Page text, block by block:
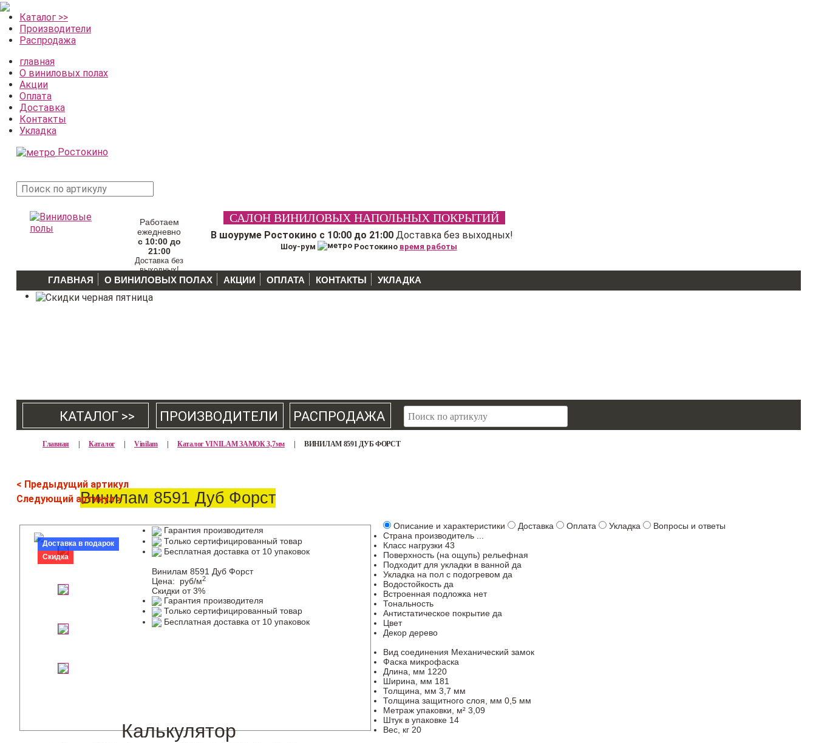
Каталог >>
Производители
Распродажа
главная
О виниловых полах
Акции
Оплата
Доставка
Контакты
Укладка
Ростокино
товара
Работаем
ежедневно
с 10:00 до
21:00
Доставка без
выходных!
САЛОН ВИНИЛОВЫХ НАПОЛЬНЫХ ПОКРЫТИЙ
В шоуруме Ростокино с 10:00 до 21:00 Доставка без выходных!
Шоу-рум Ростокино время работы
ГЛАВНАЯ О ВИНИЛОВЫХ ПОЛАХ АКЦИИ ОПЛАТА КОНТАКТЫ УКЛАДКА
КАТАЛОГ >> ПРОИЗВОДИТЕЛИ РАСПРОДАЖА
поиск
Главная Каталог Vinilam Каталог VINILAM ЗАМОК 3,7мм ВИНИЛАМ 8591 ДУБ ФОРСТ
< Предыдущий артикул
Следующий артикул >Винилам 8591 Дуб Форст
Доставка в подарок
Скидка
Гарантия производителя
Только сертифицированный товар
Бесплатная доставка от 10 упаковок
Винилам 8591 Дуб Форст
Цена:
руб/м2
Скидки от 3%
Гарантия производителя
Только сертифицированный товар
Бесплатная доставка от 10 упаковок
Калькулятор
Описание и характеристики Доставка Оплата Укладка
Вопросы и ответы
Страна производитель ...
Класс нагрузки 43
Поверхность (на ощупь) рельефная
Подходит для укладки в ванной да
Укладка на пол c подогревом да
Водостойкость да
Встроенная подложка нет
Тональность
Антистатическое покрытие да
Цвет
Декор дерево
Вид соединения Механический замок
Фаска микрофаска
Длина, мм 1220
Ширина, мм 181
Толщина, мм 3,7 мм
Толщина защитного слоя, мм 0,5 мм
Метраж упаковки, м² 3,09
Штук в упаковке 14
Вес, кг 20